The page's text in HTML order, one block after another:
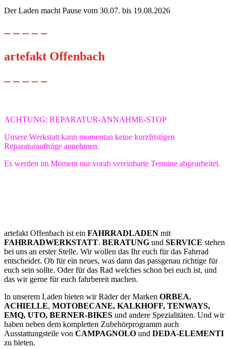
Der Laden macht Pause vom 30.07. bis 19.08.2026
– – – – –
artefakt Offenbach
– – – – –
ACHTUNG: REPARATUR-ANNAHME-STOP
Unsere Werkstatt kann momentan keine kurzfristigen
Reparaturaufträge annehmen.
Es werden im Moment nur vorab vereinbarte Termine abgearbeitet.
artefakt Offenbach ist ein FAHRRADLADEN mit
FAHRRADWERKSTATT. BERATUNG und SERVICE stehen
bei uns an erster Stelle. Wir wollen das Ihr euch für das Fahrrad
entscheidet. Ob für ein neues, was dann das passgenau richtige für
euch sein sollte. Oder für das Rad welches schon bei euch ist, und
das wir gerne für euch fahrbereit machen.
In unserem Laden bieten wir Räder der Marken ORBEA,
ACHIELLE, MOTOBECANE, KALKHOFF, TENWAYS,
EMQ, UTO, BERNER-BIKES und andere Spezialitäten. Und wir
haben neben dem kompletten Zubehörprogramm auch
Ausstattungsteile von CAMPAGNOLO und DEDA-ELEMENTI
zu bieten.